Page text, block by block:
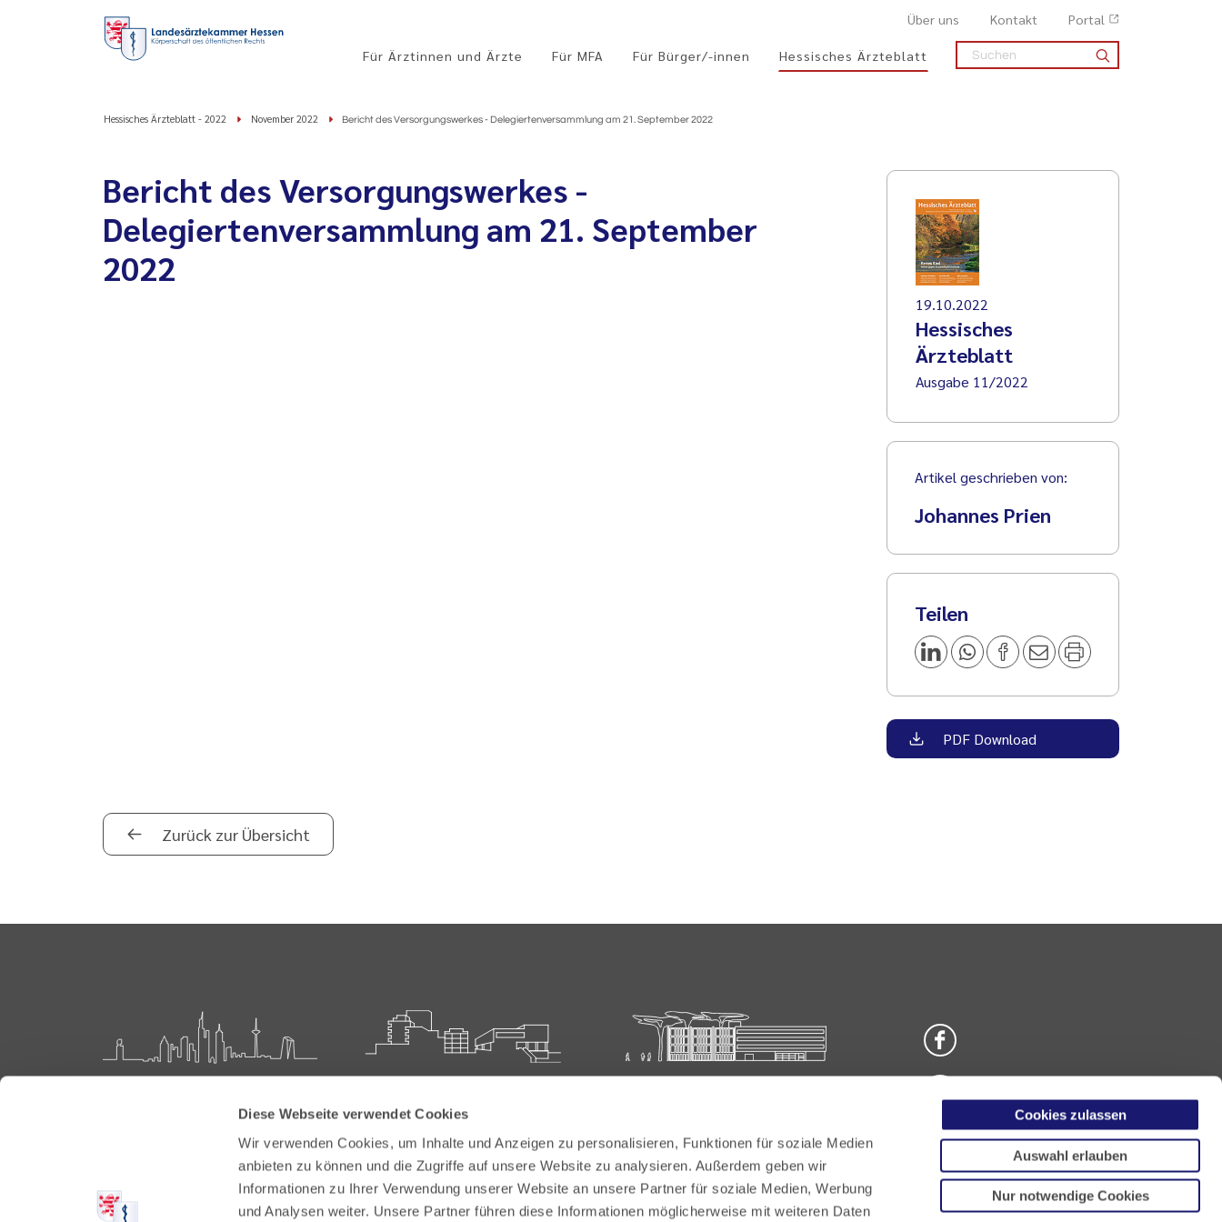
Diese Webseite verwendet Cookies
Wir verwenden Cookies, um Inhalte und Anzeigen zu personalisieren, Funktionen für soziale Medien
anbieten zu können und die Zugriffe auf unsere Website zu analysieren. Außerdem geben wir
Informationen zu Ihrer Verwendung unserer Website an unsere Partner für soziale Medien, Werbung
und Analysen weiter. Unsere Partner führen diese Informationen möglicherweise mit weiteren Daten
Cookies zulassen
Auswahl erlauben
Nur notwendige Cookies
Über uns Kontakt Portal
Für Ärztinnen und Ärzte Für MFA Für Bürger/-innen Hessisches Ärzteblatt
Hessisches Ärzteblatt - 2022 November 2022 Bericht des Versorgungswerkes - Delegiertenversammlung am 21. September 2022
Bericht des Versorgungswerkes -
Delegiertenversammlung am 21. September
2022
19.10.2022
Hessisches
Ärzteblatt
Ausgabe 11/2022
Artikel geschrieben von:
Johannes Prien
Teilen
PDF Download
Zurück zur Übersicht
Postfach 60 05 66
60335 Frankfurt
Weiterbildung
61231 Bad Nauheim
Tel:+49 6032 782-200
61231 Bad Nauheim
Tel: +49 6032 782-100